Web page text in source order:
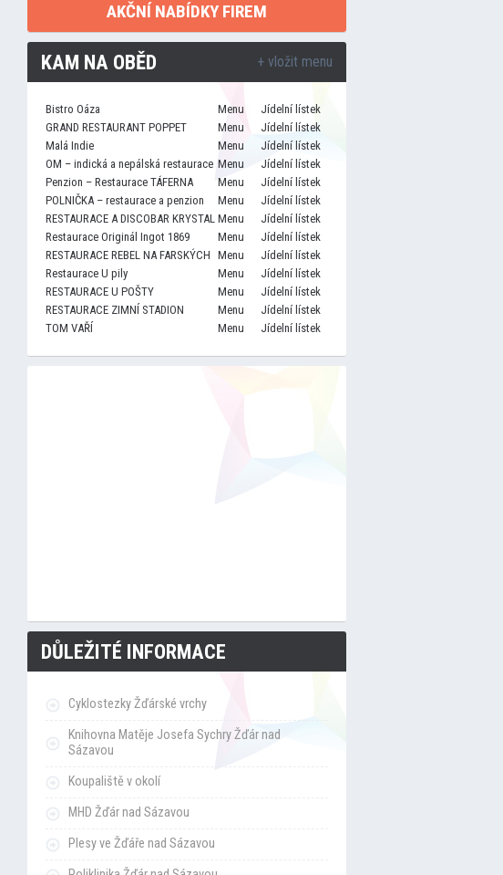
AKČNÍ NABÍDKY FIREM
KAM NA OBĚD + vložit menu
Bistro Oáza Menu
Jídelní lístek
GRAND RESTAURANT POPPET
Menu
Jídelní lístek
Malá Indie
Menu
Jídelní lístek
OM – indická a nepálská restaurace Menu
Jídelní lístek
Penzion – Restaurace TÁFERNA
Menu
Jídelní lístek
POLNIČKA – restaurace a penzion
Menu
Jídelní lístek
RESTAURACE A DISCOBAR KRYSTAL Menu
Jídelní lístek
Restaurace Originál Ingot 1869
Menu
Jídelní lístek
RESTAURACE REBEL NA FARSKÝCH Menu
Jídelní lístek
Restaurace U pily
Menu
Jídelní lístek
RESTAURACE U POŠTY
Menu
Jídelní lístek
RESTAURACE ZIMNÍ STADION
Menu
Jídelní lístek
TOM VAŘÍ
Menu Jídelní lístek
DŮLEŽITÉ INFORMACE
Cyklostezky Žďárské vrchy
Knihovna Matěje Josefa Sychry Žďár nad
Sázavou
Koupaliště v okolí
MHD Žďár nad Sázavou
Plesy ve Žďáře nad Sázavou